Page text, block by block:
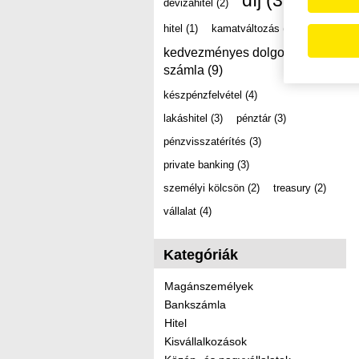
devizahitel (2)
hitel (1) kamatváltozás (2)
kedvezményes dolgozói
számla (9)
készpénzfelvétel (4)
lakáshitel (3) pénztár (3)
pénzvisszatérítés (3)
private banking (3)
személyi kölcsön (2) treasury (2)
vállalat (4)
Kategóriák
Magánszemélyek
Bankszámla
Hitel
Kisvállalkozások